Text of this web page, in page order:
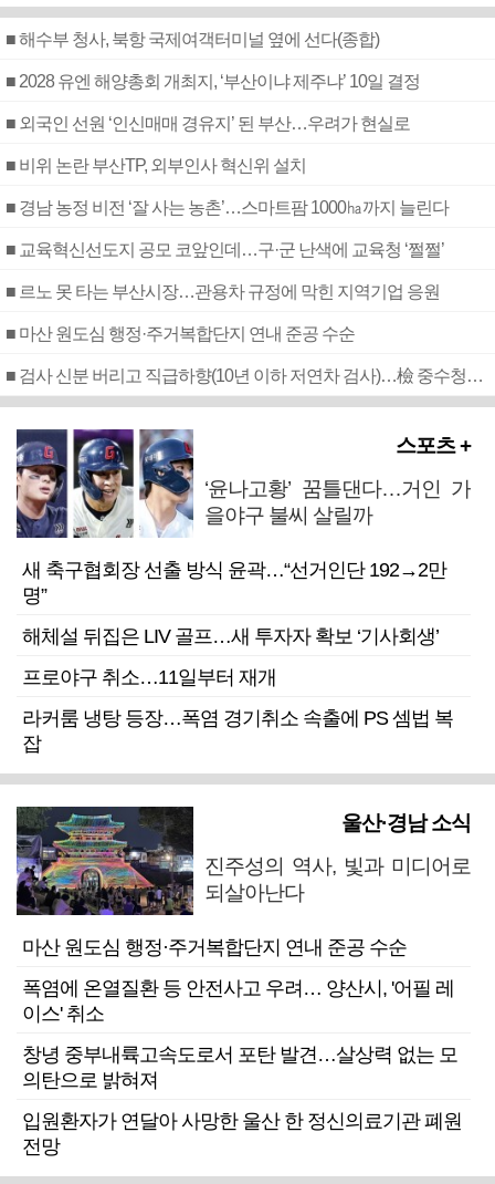
■ 해수부 청사, 북항 국제여객터미널 옆에 선다(종합)
■ 2028 유엔 해양총회 개최지, ‘부산이냐 제주냐’ 10일 결정
■ 외국인 선원 ‘인신매매 경유지’ 된 부산…우려가 현실로
■ 비위 논란 부산TP, 외부인사 혁신위 설치
■ 경남 농정 비전 ‘잘 사는 농촌’…스마트팜 1000㏊까지 늘린다
■ 교육혁신선도지 공모 코앞인데…구·군 난색에 교육청 ‘쩔쩔’
■ 르노 못 타는 부산시장…관용차 규정에 막힌 지역기업 응원
■ 마산 원도심 행정·주거복합단지 연내 준공 수순
■ 검사 신분 버리고 직급하향(10년 이하 저연차 검사)…檢 중수청행 기피
스포츠 +
‘윤나고황’ 꿈틀댄다…거인 가
을야구 불씨 살릴까
새 축구협회장 선출 방식 윤곽…“선거인단 192→2만
명”
해체설 뒤집은 LIV 골프…새 투자자 확보 ‘기사회생’
프로야구 취소…11일부터 재개
라커룸 냉탕 등장…폭염 경기취소 속출에 PS 셈법 복
잡
울산·경남 소식
진주성의 역사, 빛과 미디어로
되살아난다
마산 원도심 행정·주거복합단지 연내 준공 수순
폭염에 온열질환 등 안전사고 우려… 양산시, '어필 레
이스' 취소
창녕 중부내륙고속도로서 포탄 발견…살상력 없는 모
의탄으로 밝혀져
입원환자가 연달아 사망한 울산 한 정신의료기관 폐원
전망